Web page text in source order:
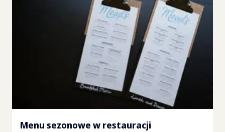
Menu sezonowe w restauracji